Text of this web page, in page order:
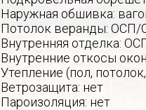
Наружная обшивка:
Потолок веранды: ОСП/
Внутренняя отделка:
Внутренние откосы
Утепление (пол,
Ветрозащита: нет
Пароизоляция: нет